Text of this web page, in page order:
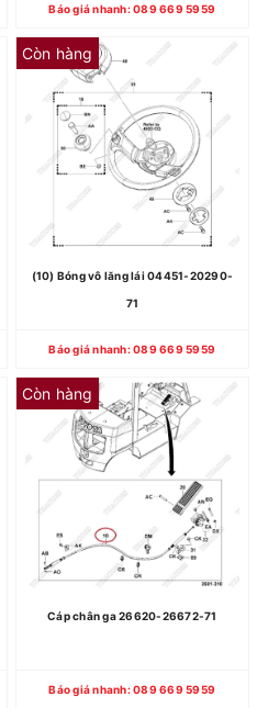
Báo giá nhanh: 089 669 5959
Còn hàng
(10) Bóng vô lăng lái 04451-20290-
71
Báo giá nhanh: 089 669 5959
Còn hàng
Cáp chân ga 26620-26672-71
Báo giá nhanh: 089 669 5959